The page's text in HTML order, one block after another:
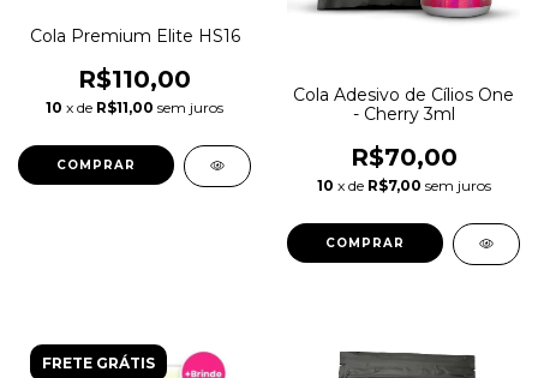
Cola Premium Elite HS16
R$110,00
10 x de R$11,00 sem juros
COMPRAR
Cola Adesivo de Cílios One
- Cherry 3ml
R$70,00
10 x de R$7,00 sem juros
FRETE GRÁTIS